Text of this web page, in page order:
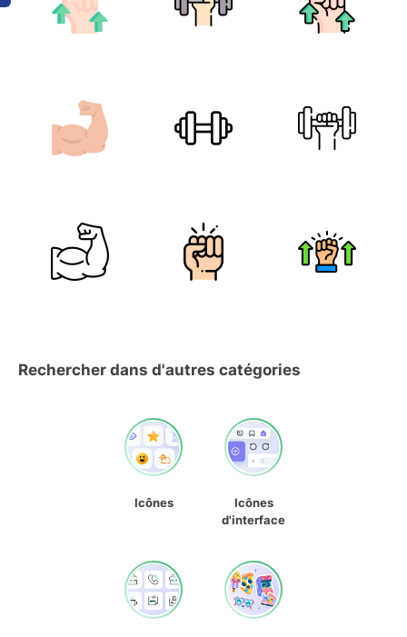
Rechercher dans d'autres catégories
Icônes
Icônes
d'interface